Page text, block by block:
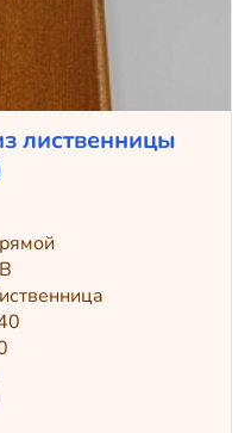
лиственницы